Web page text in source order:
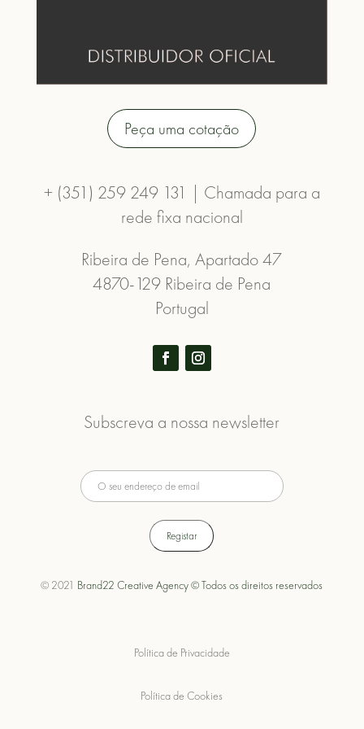
Peça uma cotação
+ (351) 259 249 131 | Chamada para a
rede fixa nacional
Ribeira de Pena, Apartado 47
4870-129 Ribeira de Pena
Portugal
Subscreva a nossa newsletter
© 2021 Brand22 Creative Agency © Todos os direitos reservados
Política de Privacidade
Política de Cookies